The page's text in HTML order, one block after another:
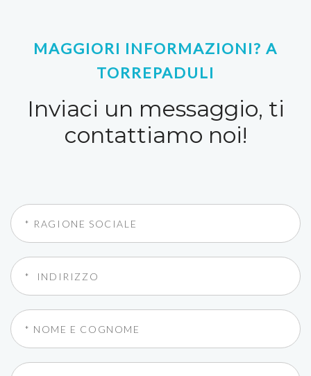
MAGGIORI INFORMAZIONI? A
TORREPADULI
Inviaci un messaggio, ti
contattiamo noi!